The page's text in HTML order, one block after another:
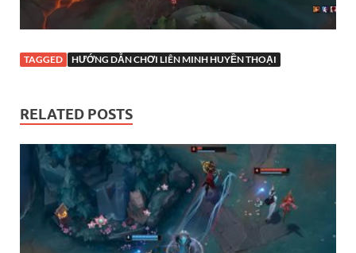
TAGGED HƯỚNG DẪN CHƠI LIÊN MINH HUYỀN THOẠI
RELATED POSTS